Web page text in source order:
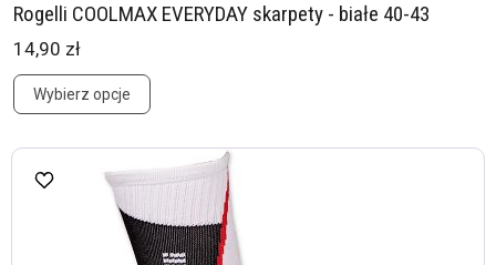
Rogelli COOLMAX EVERYDAY skarpety - białe 40-43
14,90 zł
Wybierz opcje